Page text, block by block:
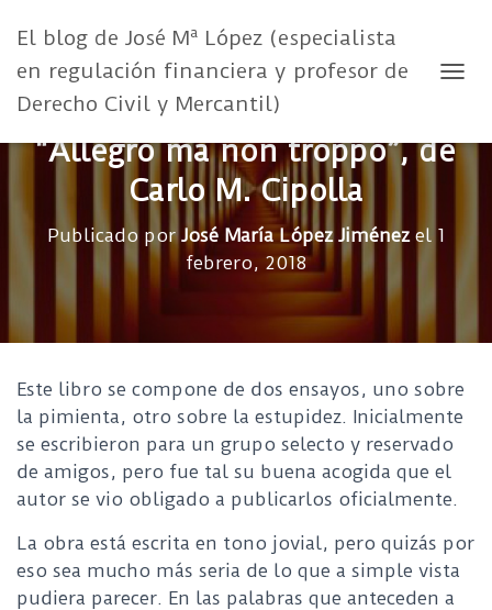
El blog de José Mª López (especialista
en regulación financiera y profesor de
Derecho Civil y Mercantil)
“Allegro ma non troppo”, de
Carlo M. Cipolla
Publicado porJosé María López Jiménezel 1
febrero, 2018
Este libro se compone de dos ensayos, uno sobre
la pimienta, otro sobre la estupidez. Inicialmente
se escribieron para un grupo selecto y reservado
de amigos, pero fue tal su buena acogida que el
autor se vio obligado a publicarlos oficialmente.
La obra está escrita en tono jovial, pero quizás por
eso sea mucho más seria de lo que a simple vista
pudiera parecer. En las palabras que anteceden a